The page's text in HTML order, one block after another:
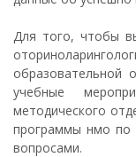
Для того, чтобы
образовательной
учебные
методического
программы нмо по
вопросами.